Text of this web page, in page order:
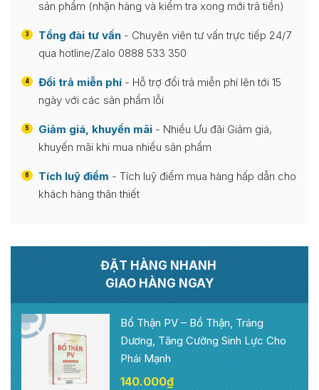
sản phẩm (nhận hàng và kiểm tra xong mới trả tiền)
3 Tổng đài tư vấn - Chuyên viên tư vấn trực tiếp 24/7
qua hotline/Zalo 0888 533 350
4 Đổi trả miễn phí - Hỗ trợ đổi trả miễn phí lên tới 15
ngày với các sản phẩm lỗi
5 Giảm giá, khuyến mãi - Nhiều Ưu đãi Giảm giá,
khuyến mãi khi mua nhiều sản phẩm
6 Tích luỹ điểm - Tích luỹ điểm mua hàng hấp dẫn cho
khách hàng thân thiết
ĐẶT HÀNG NHANH
GIAO HÀNG NGAY
Bổ Thận PV – Bổ Thận, Tráng
Dương, Tăng Cường Sinh Lực Cho
Phái Mạnh
140.000₫